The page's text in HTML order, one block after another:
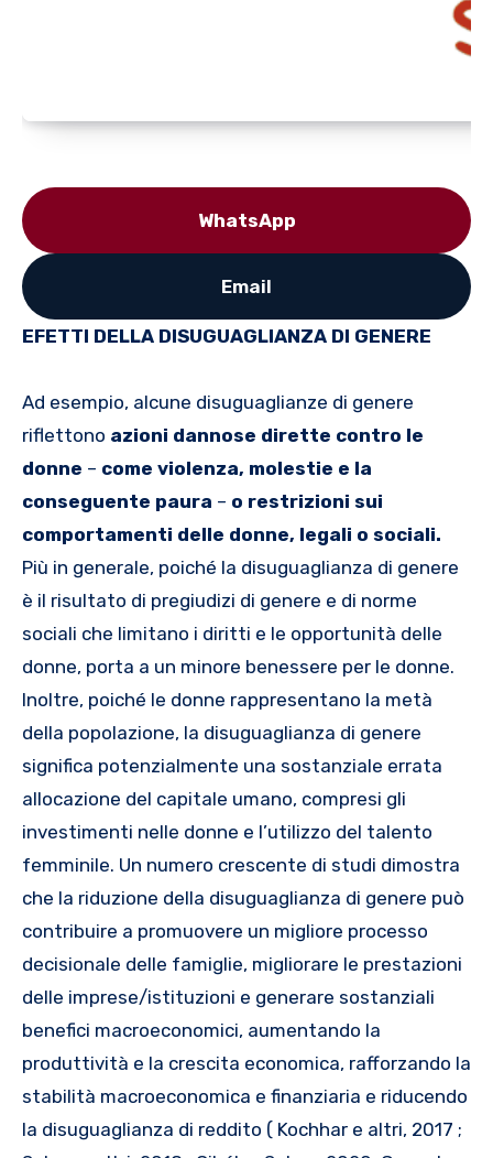
WhatsApp
Email
EFETTI DELLA DISUGUAGLIANZA DI GENERE
Ad esempio, alcune disuguaglianze di genere
riflettono azioni dannose dirette contro le
donne – come violenza, molestie e la
conseguente paura – o restrizioni sui
comportamenti delle donne, legali o sociali.
Più in generale, poiché la disuguaglianza di genere
è il risultato di pregiudizi di genere e di norme
sociali che limitano i diritti e le opportunità delle
donne, porta a un minore benessere per le donne.
Inoltre, poiché le donne rappresentano la metà
della popolazione, la disuguaglianza di genere
significa potenzialmente una sostanziale errata
allocazione del capitale umano, compresi gli
investimenti nelle donne e l’utilizzo del talento
femminile. Un numero crescente di studi dimostra
che la riduzione della disuguaglianza di genere può
contribuire a promuovere un migliore processo
decisionale delle famiglie, migliorare le prestazioni
delle imprese/istituzioni e generare sostanziali
benefici macroeconomici, aumentando la
produttività e la crescita economica, rafforzando la
stabilità macroeconomica e finanziaria e riducendo
la disuguaglianza di reddito ( Kochhar e altri, 2017 ;